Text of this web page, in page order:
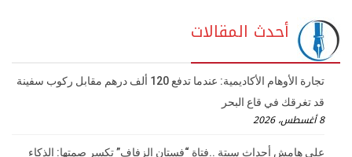
أحدث المقالات
تجارة الأوهام الأكاديمية: عندما تدفع 120 ألف درهم مقابل ركوب سفينة
قد تغرقك في قاع البحر
8 أغسطس، 2026
على هامش أحداث سبتة ..فتاة “فستان الزفاف” تكسر صمتها: الذكاء